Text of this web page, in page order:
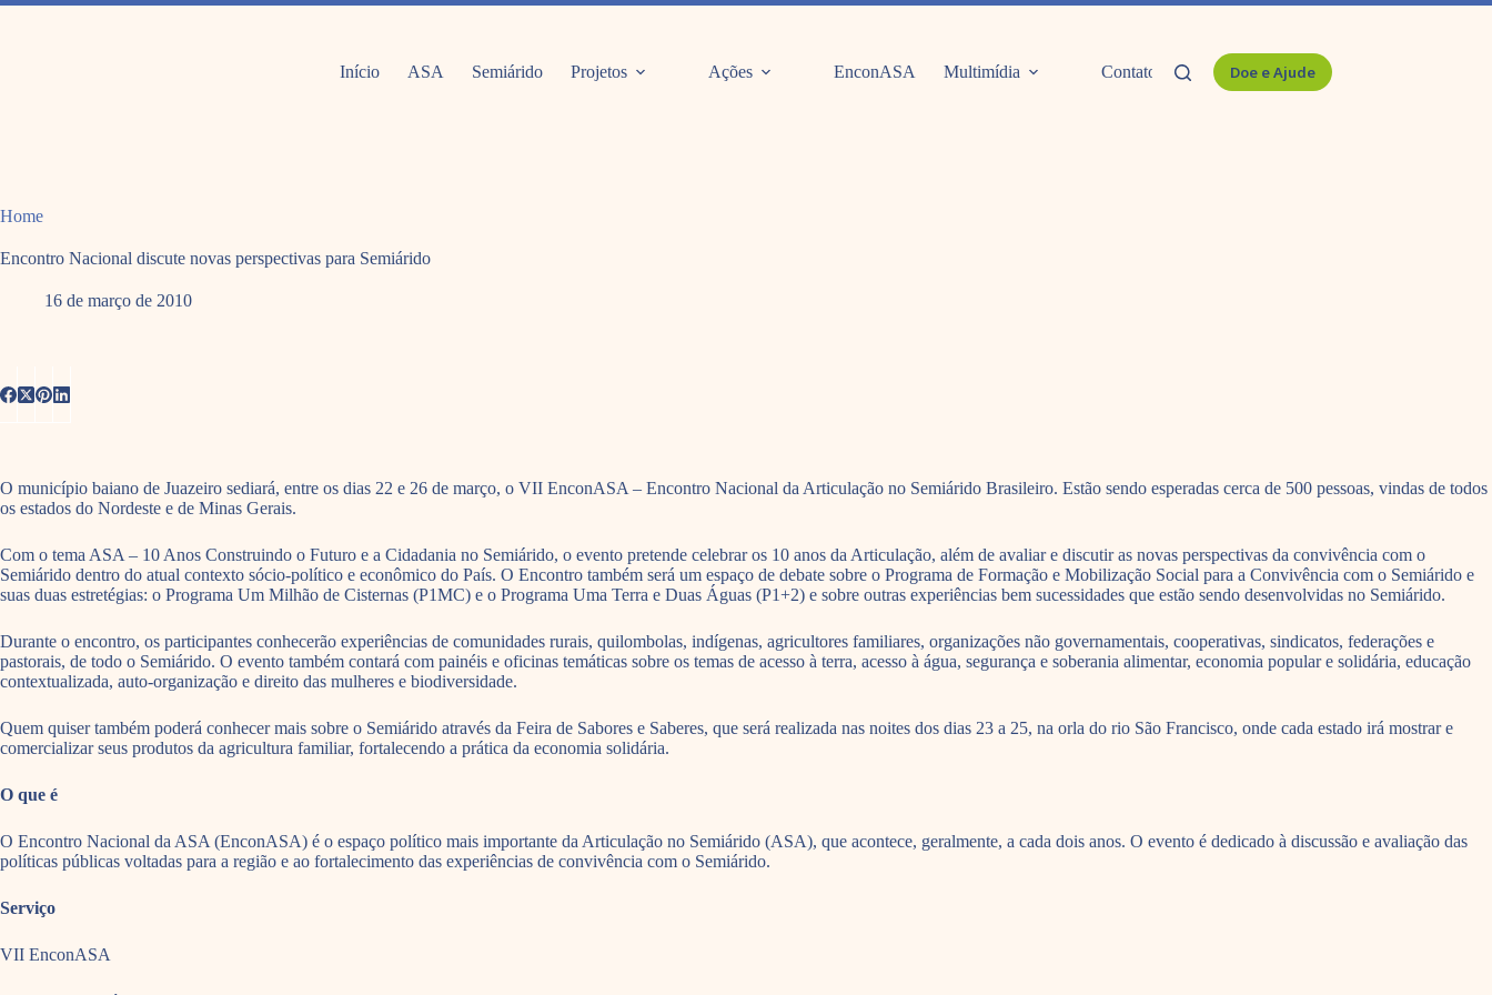
Pular
Início ASA Semiárido Projetos Ações EnconASA Multimídia Contato Doe e Ajude
Home
Encontro Nacional discute novas perspectivas para Semiárido
16 de março de 2010
O município baiano de Juazeiro sediará, entre os dias 22 e 26 de março, o VII EnconASA – Encontro Nacional da Articulação no Semiárido Brasileiro. Estão sendo esperadas cerca de 500 pessoas, vindas de todos
os estados do Nordeste e de Minas Gerais.
Com o tema ASA – 10 Anos Construindo o Futuro e a Cidadania no Semiárido, o evento pretende celebrar os 10 anos da Articulação, além de avaliar e discutir as novas perspectivas da convivência com o
Semiárido dentro do atual contexto sócio-político e econômico do País. O Encontro também será um espaço de debate sobre o Programa de Formação e Mobilização Social para a Convivência com o Semiárido e
suas duas estretégias: o Programa Um Milhão de Cisternas (P1MC) e o Programa Uma Terra e Duas Águas (P1+2) e sobre outras experiências bem sucessidades que estão sendo desenvolvidas no Semiárido.
Durante o encontro, os participantes conhecerão experiências de comunidades rurais, quilombolas, indígenas, agricultores familiares, organizações não governamentais, cooperativas, sindicatos, federações e
pastorais, de todo o Semiárido. O evento também contará com painéis e oficinas temáticas sobre os temas de acesso à terra, acesso à água, segurança e soberania alimentar, economia popular e solidária, educação
contextualizada, auto-organização e direito das mulheres e biodiversidade.
Quem quiser também poderá conhecer mais sobre o Semiárido através da Feira de Sabores e Saberes, que será realizada nas noites dos dias 23 a 25, na orla do rio São Francisco, onde cada estado irá mostrar e
comercializar seus produtos da agricultura familiar, fortalecendo a prática da economia solidária.
O que é
O Encontro Nacional da ASA (EnconASA) é o espaço político mais importante da Articulação no Semiárido (ASA), que acontece, geralmente, a cada dois anos. O evento é dedicado à discussão e avaliação das
políticas públicas voltadas para a região e ao fortalecimento das experiências de convivência com o Semiárido.
Serviço
VII EnconASA